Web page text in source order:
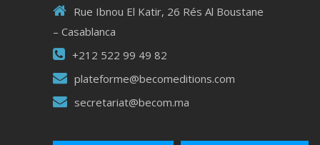
Rue Ibnou El Katir, 26 Rés Al Boustane
– Casablanca
+212 522 99 49 82
plateforme@becomeditions.com
secretariat@becom.ma